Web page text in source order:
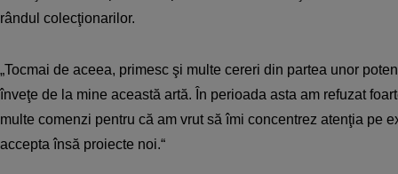
rândul colecţionarilor.
„Tocmai de aceea, primesc şi multe cereri din partea unor
înveţe de la mine această artă. În perioada asta am refuzat
multe comenzi pentru că am vrut să îmi concentrez atenţia pe
accepta însă proiecte noi.“